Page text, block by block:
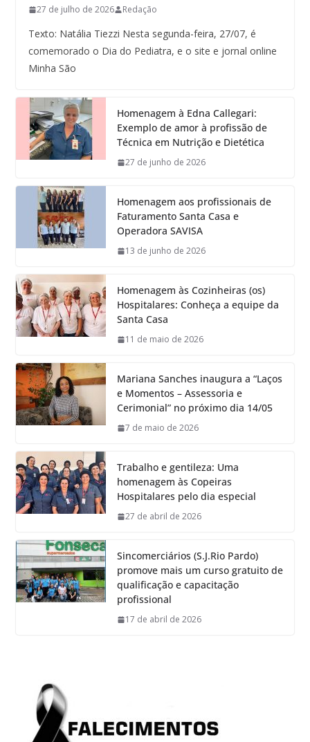
27 de julho de 2026 Redação
Texto: Natália Tiezzi Nesta segunda-feira, 27/07, é
comemorado o Dia do Pediatra, e o site e jornal online
Minha São
Homenagem à Edna Callegari:
Exemplo de amor à profissão de
Técnica em Nutrição e Dietética
27 de junho de 2026
Homenagem aos profissionais de
Faturamento Santa Casa e
Operadora SAVISA
13 de junho de 2026
Homenagem às Cozinheiras (os)
Hospitalares: Conheça a equipe da
Santa Casa
11 de maio de 2026
Mariana Sanches inaugura a “Laços
e Momentos – Assessoria e
Cerimonial” no próximo dia 14/05
7 de maio de 2026
Trabalho e gentileza: Uma
homenagem às Copeiras
Hospitalares pelo dia especial
27 de abril de 2026
Sincomerciários (S.J.Rio Pardo)
promove mais um curso gratuito de
qualificação e capacitação
profissional
17 de abril de 2026